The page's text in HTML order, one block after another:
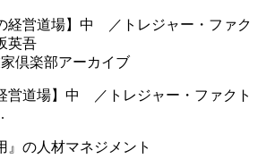
倶楽部アーカイブ
営道場】中 ／トレジャー・ファクト
』の人材マネジメント